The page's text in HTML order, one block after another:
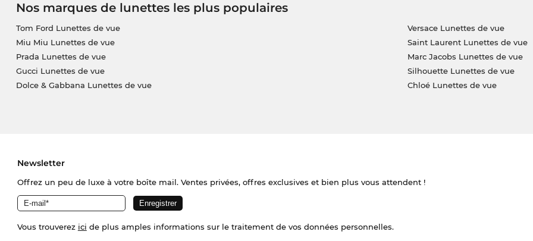
Nos marques de lunettes les plus populaires
Tom Ford Lunettes de vue
Miu Miu Lunettes de vue
Prada Lunettes de vue
Gucci Lunettes de vue
Dolce & Gabbana Lunettes de vue
Versace Lunettes de vue
Saint Laurent Lunettes de vue
Marc Jacobs Lunettes de vue
Silhouette Lunettes de vue
Chloé Lunettes de vue
Newsletter
Offrez un peu de luxe à votre boîte mail. Ventes privées, offres exclusives et bien plus vous attendent !
Vous trouverez ici de plus amples informations sur le traitement de vos données personnelles.